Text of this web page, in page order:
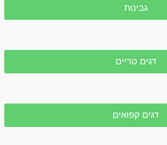
גבינות
דגים טריים
דגים קפואים